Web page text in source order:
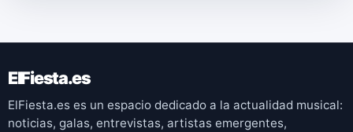
ElFiesta.es
ElFiesta.es es un espacio dedicado a la actualidad musical:
noticias, galas, entrevistas, artistas emergentes,